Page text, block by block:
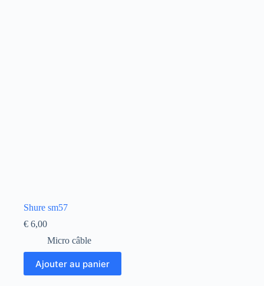
Shure sm57
€ 6,00
Micro câble
Ajouter au panier